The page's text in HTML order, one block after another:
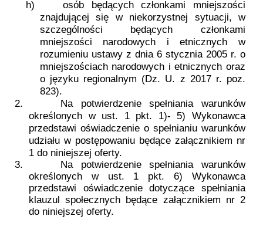
h)
osób będących członkami mniejszości
znajdującej się w niekorzystnej sytuacji, w
szczególności będących członkami
mniejszości narodowych i etnicznych w
rozumieniu ustawy z dnia 6 stycznia 2005 r. o
mniejszościach narodowych i etnicznych oraz
o języku regionalnym (Dz. U. z 2017 r. poz.
823).
2.
Na potwierdzenie spełniania warunków
określonych w ust. 1 pkt. 1)- 5) Wykonawca
przedstawi oświadczenie o spełnianiu warunków
udziału w postępowaniu będące załącznikiem nr
1 do niniejszej oferty.
3.
Na potwierdzenie spełniania warunków
określonych w ust. 1 pkt. 6) Wykonawca
przedstawi oświadczenie dotyczące spełniania
klauzul społecznych będące załącznikiem nr 2
do niniejszej oferty.